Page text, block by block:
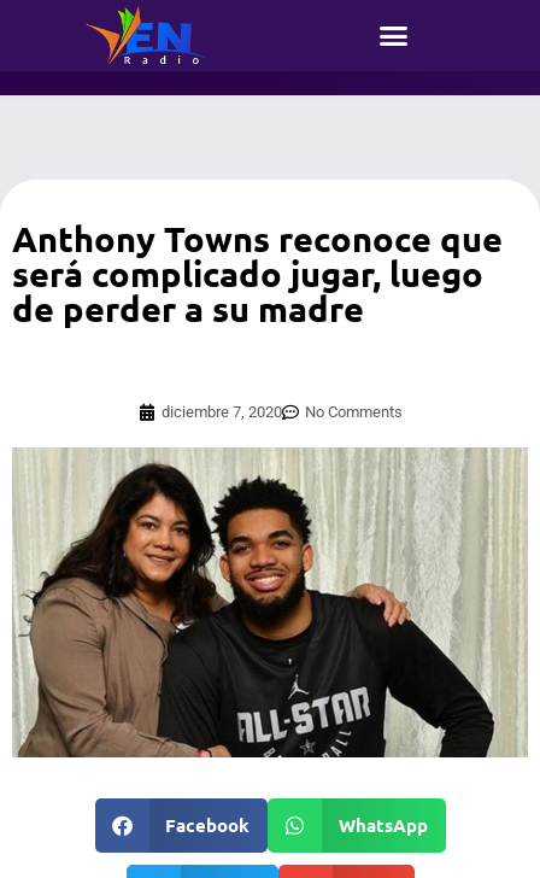
Anthony Towns reconoce que
será complicado jugar, luego
de perder a su madre
diciembre 7, 2020 No Comments
Facebook WhatsApp